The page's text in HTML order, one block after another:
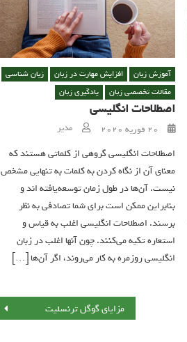
آموزش زبان افزایش مهارت در زبان
زبان شناسی
مقالات تخصصی زبان
یادگیری زبان
اصطلاحات انگلیسی
Posted on
20 فوریه 2020 Author
مدیر
اصطلاحات انگلیسی گروهی از کلماتی هستند که
معنای آن از نگاه کردن به کلمات به تنهایی مشخص
نیست. آن‌ها در طول زمان توسعه‌یافته اند و
بنابراین ممکن است برای شما تصادفی به نظر
برسند. اصطلاحات انگلیسی اغلب به قیاس و
استعاره تکیه می‌کنند. چون آنها اغلب در زبان
انگلیسی روزمره به کار می‌روند، اگر آن‌ها […]
مزایای گوگل ترنسلیت